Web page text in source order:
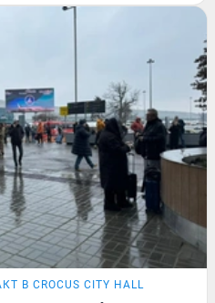
В CROCUS CITY HALL